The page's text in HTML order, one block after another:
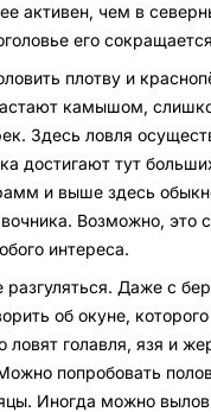
активен, чем в
его
плотву и
камышом,
Здесь ловля
достигают тут
и выше здесь
Возможно, это
интереса.
разгуляться. Даже с
об окуне,
ловят голавля, язя и
попробовать
Иногда можно